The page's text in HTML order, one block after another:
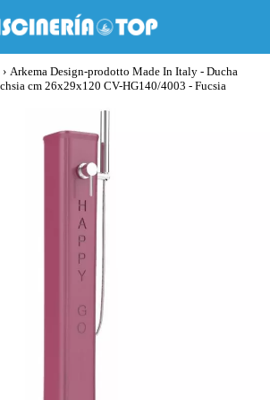
› Arkema Design-prodotto Made In Italy - Ducha
cm 26x29x120 CV-HG140/4003 - Fucsia